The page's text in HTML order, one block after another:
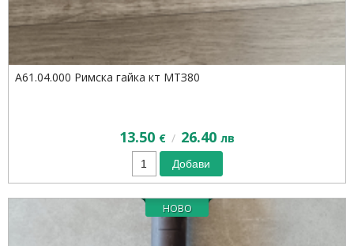
А61.04.000 Римска гайка кт МТЗ80
13.50 € / 26.40 лв
Добави